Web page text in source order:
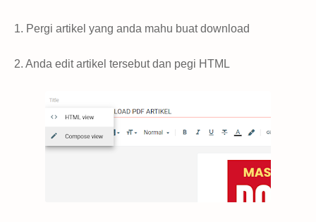
1. Pergi artikel yang anda mahu buat download
2. Anda edit artikel tersebut dan pegi HTML